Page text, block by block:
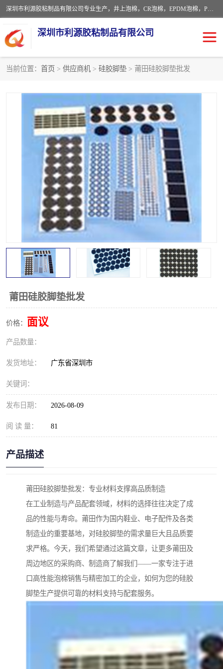
深圳市利源胶粘制品有限公司专业生产，井上泡棉，CR泡棉，EPDM泡棉，PORON泡棉厚度剖切，公差正负0.1mm，硅胶条，脚垫，异形一次成型，雕刻EVA海绵；包装材料:精密仪器、医疗器具、运输时缓冲、防震材料。建筑:住房装潢材料、房屋门窗密封；轻便、强韧性：轻便并且具有较强的韧性，良好的耐油性与耐溶剂性。隔热性：导热性低具有优越的保温性，具有的回弹性。
深圳市利源胶粘制品有限公司
当前位置： 首页 > 供应商机 > 硅胶脚垫 > 莆田硅胶脚垫批发
莆田硅胶脚垫批发
价格： 面议
产品数量：
发货地址： 广东省深圳市
关键词：
发布日期： 2026-08-09
阅 读 量： 81
产品描述
莆田硅胶脚垫批发：专业材料支撑高品质制造
在工业制造与产品配套领域，材料的选择往往决定了成
品的性能与寿命。莆田作为国内鞋业、电子配件及各类
制造业的重要基地，对硅胶脚垫的需求量巨大且品质要
求严格。今天，我们希望通过这篇文章，让更多莆田及
周边地区的采购商、制造商了解我们——一家专注于进
口高性能泡棉销售与精密加工的企业，如何为您的硅胶
脚垫生产提供可靠的材料支持与配套服务。
PORON泡棉 防火海绵
EVA珍珠棉异形 硅胶脚垫
佛橡胶泡棉